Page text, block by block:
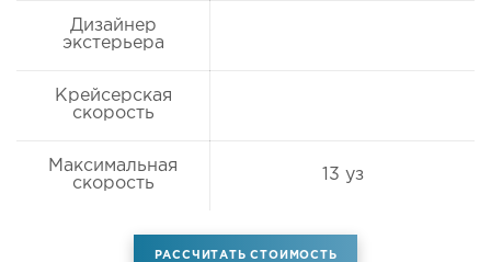
Дизайнер
экстерьера
Крейсерская
скорость
Максимальная
скорость
13 уз
РАССЧИТАТЬ СТОИМОСТЬ